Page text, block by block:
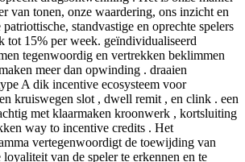
van tonen, onze waardering, ons inzicht en
standvastige en oprechte spelers
tot 15% per week. geïndividualiseerd
tegenwoordig en vertrekken beklimmen
meer dan opwinding . draaien
A dik incentive ecosysteem voor
kruiswegen slot , dwell remit , en clink . een
met klaarmaken kroonwerk , kortsluiting
way to incentive credits . Het
vertegenwoordigt de toewijding van
van de speler te erkennen en te